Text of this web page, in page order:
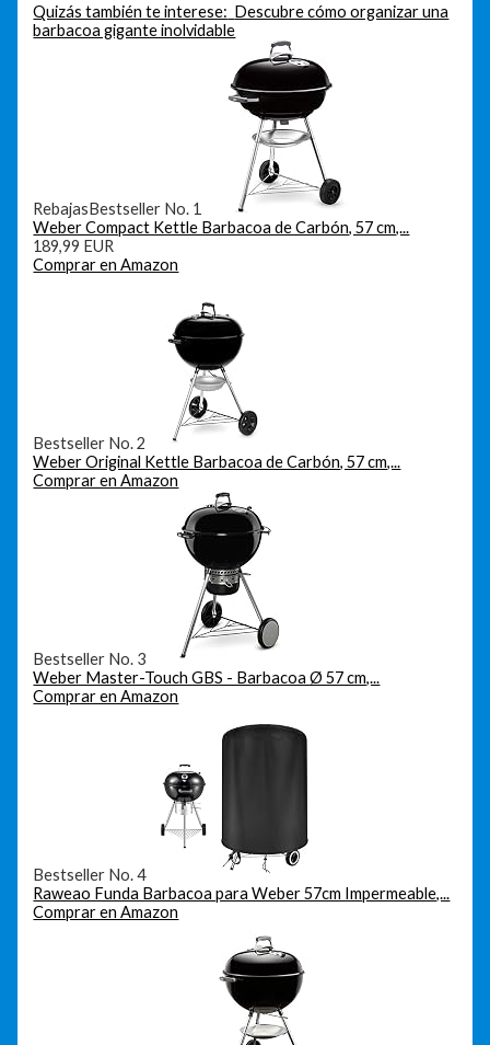
Quizás también te interese: Descubre cómo organizar una
barbacoa gigante inolvidable
RebajasBestseller No. 1
Weber Compact Kettle Barbacoa de Carbón, 57 cm,...
189,99 EUR
Comprar en Amazon
Bestseller No. 2
Weber Original Kettle Barbacoa de Carbón, 57 cm,...
Comprar en Amazon
Bestseller No. 3
Weber Master-Touch GBS - Barbacoa Ø 57 cm,...
Comprar en Amazon
Bestseller No. 4
Raweao Funda Barbacoa para Weber 57cm Impermeable,...
Comprar en Amazon